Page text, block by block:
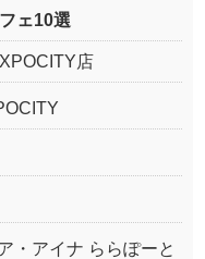
ェ10選
店
・アイナ ららぽーと